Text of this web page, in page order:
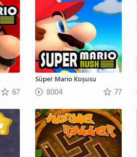
67
Süper Mario Koşusu
8004 77